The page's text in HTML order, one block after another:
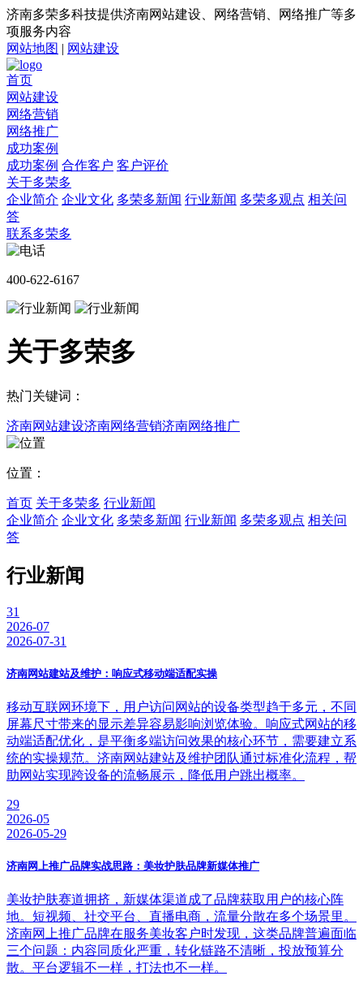
济南多荣多科技提供济南网站建设、网络营销、网络推广等多
项服务内容
网站地图 | 网站建设
首页
网站建设
网络营销
网络推广
成功案例
成功案例 合作客户 客户评价
关于多荣多
企业简介 企业文化 多荣多新闻 行业新闻 多荣多观点 相关问
答
联系多荣多
400-622-6167
关于多荣多
热门关键词：
济南网站建设济南网络营销济南网络推广
位置：
首页 关于多荣多 行业新闻
企业简介 企业文化 多荣多新闻 行业新闻 多荣多观点 相关问
答
行业新闻
31
2026-07
2026-07-31
济南网站建站及维护：响应式移动端适配实操
移动互联网环境下，用户访问网站的设备类型趋于多元，不同
屏幕尺寸带来的显示差异容易影响浏览体验。响应式网站的移
动端适配优化，是平衡多端访问效果的核心环节，需要建立系
统的实操规范。济南网站建站及维护团队通过标准化流程，帮
助网站实现跨设备的流畅展示，降低用户跳出概率。
29
2026-05
2026-05-29
济南网上推广品牌实战思路：美妆护肤品牌新媒体推广
美妆护肤赛道拥挤，新媒体渠道成了品牌获取用户的核心阵
地。短视频、社交平台、直播电商，流量分散在多个场景里。
济南网上推广品牌在服务美妆客户时发现，这类品牌普遍面临
三个问题：内容同质化严重，转化链路不清晰，投放预算分
散。平台逻辑不一样，打法也不一样。